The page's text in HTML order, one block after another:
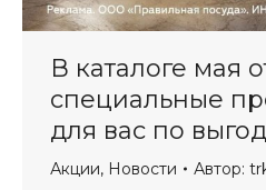
В каталоге мая
специальные
для вас по
Акции, Новости Автор: